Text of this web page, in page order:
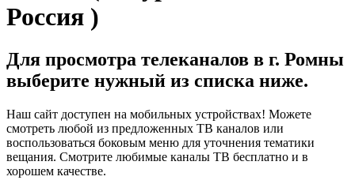
Россия )
Для просмотра телеканалов в г. Ромны
выберите нужный из списка ниже.
Наш сайт доступен на мобильных устройствах! Можете
смотреть любой из предложенных ТВ каналов или
воспользоваться боковым меню для уточнения тематики
вещания. Смотрите любимые каналы ТВ бесплатно и в
хорошем качестве.